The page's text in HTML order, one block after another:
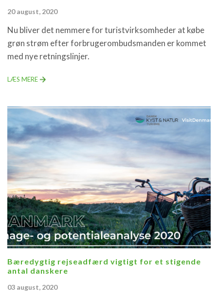
20 august, 2020
Nu bliver det nemmere for turistvirksomheder at købe
grøn strøm efter forbrugerombudsmanden er kommet
med nye retningslinjer.
LÆS MERE
Bæredygtig rejseadfærd vigtigt for et stigende
antal danskere
03 august, 2020